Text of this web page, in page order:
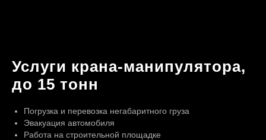
Услуги крана-манипулятора,
до 15 тонн
Погрузка и перевозка негабаритного груза
Эвакуация автомобиля
Работа на строительной площадке